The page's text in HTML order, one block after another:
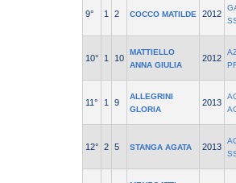
9° 1 2 COCCO MATILDE 2012
10° 1 10
MATTIELLO
ANNA GIULIA
2012
11° 1 9
ALLEGRINI
GLORIA
2013
12° 2 5 STANGA AGATA 2013